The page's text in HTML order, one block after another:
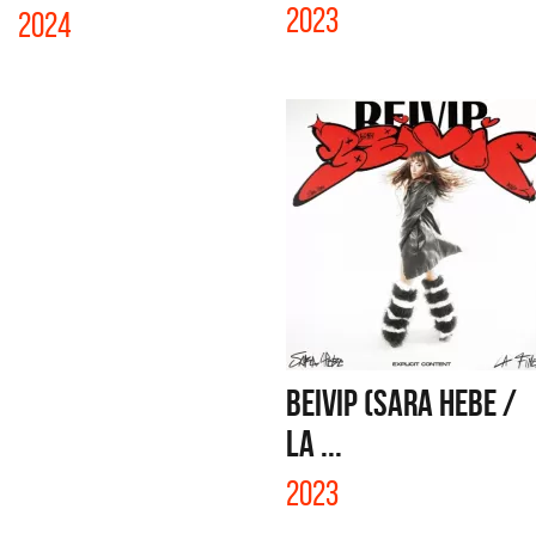
2024 2023
BEIVIP (SARA HEBE /
LA ...
2023